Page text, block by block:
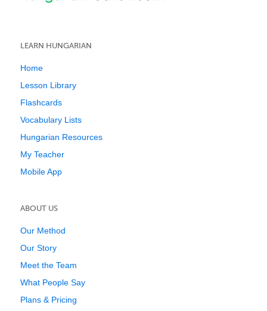
LEARN HUNGARIAN
Home
Lesson Library
Flashcards
Vocabulary Lists
Hungarian Resources
My Teacher
Mobile App
ABOUT US
Our Method
Our Story
Meet the Team
What People Say
Plans & Pricing